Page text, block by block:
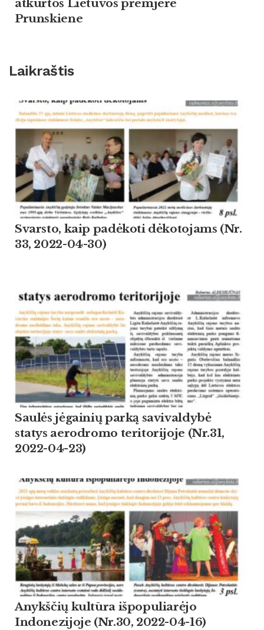
atkurtos Lietuvos premjere
Prunskiene
Laikraštis
Svarsto, kaip padėkoti dėkotojams (Nr.
33, 2022-04-30)
Saulės jėgainių parką savivaldybė
statys aerodromo teritorijoje (Nr.31,
2022-04-23)
Anykščių kultūra išpopuliarėjo
Indonezijoje (Nr.30, 2022-04-16)